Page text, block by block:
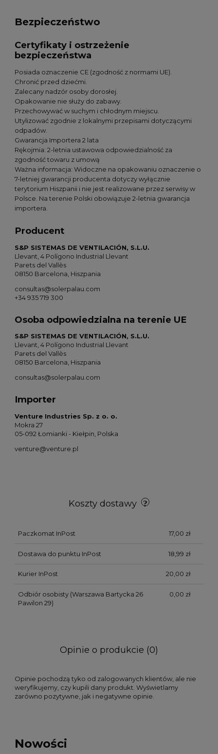
Bezpieczeństwo
Certyfikaty i ostrzeżenie
bezpieczeństwa
Posiada oznaczenie CE (zgodność z normami UE).
Chronić przed dziećmi.
Zalecany nadzór osoby dorosłej.
Opakowanie nie służy do zabawy.
Przechowywać w suchym i chłodnym miejscu.
Utylizować zgodnie z lokalnymi przepisami dotyczącymi
odpadów.
Gwarancja Importera 2 lata
Rękojmia: 2-letnia ustawowa odpowiedzialność za
zgodność towaru z umową
Ważna informacja: Widoczne na opakowaniu oznaczenie o
7-letniej gwarancji producenta dotyczy wyłącznie
terytorium Hiszpanii i nie jest realizowane przez serwisy w
Polsce. Na terenie Polski obowiązuje 2-letnia gwarancja
importera.
Producent
S&P SISTEMAS DE VENTILACIÓN, S.L.U.
Llevant, 4 Polígono Industrial Llevant
Parets del Vallès
08150 Barcelona, Hiszpania
consultas@solerpalau.com
+34 935 719 300
Osoba odpowiedzialna na terenie UE
S&P SISTEMAS DE VENTILACIÓN, S.L.U.
Llevant, 4 Polígono Industrial Llevant
Parets del Vallès
08150 Barcelona, Hiszpania
consultas@solerpalau.com
Importer
Venture Industries Sp. z o. o.
Mokra 27
05-092 Łomianki - Kiełpin, Polska
venture@venture.pl
Koszty dostawy
Paczkomat InPost 17,00 zł
Dostawa do punktu InPost 18,99 zł
Kurier InPost 20,00 zł
Odbiór osobisty(Warszawa Bartycka 26
Pawilon 29)
0,00 zł
Opinie o produkcie (0)
Opinie pochodzą tyko od zalogowanych klientów, ale nie
weryfikujemy, czy kupili dany produkt. Wyświetlamy
zarówno pozytywne, jak i negatywne opinie.
Nowości